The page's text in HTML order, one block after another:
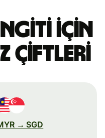
için
çiftleri
→ SGD